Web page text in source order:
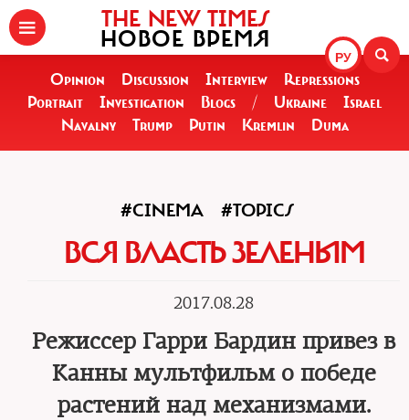
РУ
THE NEW TIMES
НОВОЕ ВРЕМЯ
Opinion Discussion Interview
Repressions
Portrait
Investigation Blogs / Ukraine
Israel
Navalny
Trump Putin Kremlin Duma
#CINEMA #TOPICS
ВСЯ ВЛАСТЬ ЗЕЛЕНЫМ
2017.08.28
Режиссер Гарри Бардин привез в
Канны мультфильм о победе
растений над механизмами.